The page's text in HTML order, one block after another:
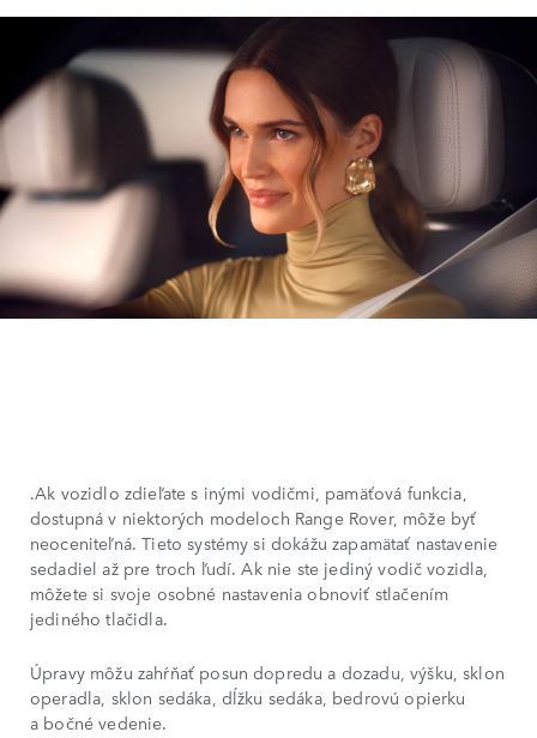
.Ak vozidlo zdieľate s inými vodičmi, pamäťová funkcia,
dostupná v niektorých modeloch Range Rover, môže byť
neoceniteľná. Tieto systémy si dokážu zapamätať nastavenie
sedadiel až pre troch ľudí. Ak nie ste jediný vodič vozidla,
môžete si svoje osobné nastavenia obnoviť stlačením
jediného tlačidla.
Úpravy môžu zahŕňať posun dopredu a dozadu, výšku, sklon
operadla, sklon sedáka, dĺžku sedáka, bedrovú opierku
a bočné vedenie.